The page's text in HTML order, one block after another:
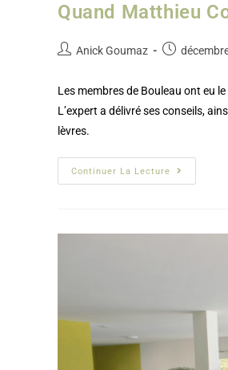
Quand Matthieu
Anick Goumaz
Les membres de Bouleau ont eu
L’expert a délivré ses conseils,
lèvres.
Continuer La Lecture